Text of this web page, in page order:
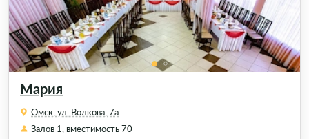
Мария
Омск, ул. Волкова, 7а
Залов 1, вместимость 70